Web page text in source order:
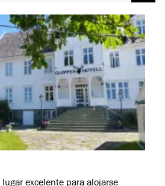
excelente para alojarse